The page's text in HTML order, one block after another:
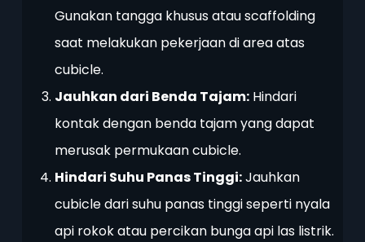
Gunakan tangga khusus atau scaffolding
saat melakukan pekerjaan di area atas
cubicle.
Jauhkan dari Benda Tajam:Hindari
kontak dengan benda tajam yang dapat
merusak permukaan cubicle.
Hindari Suhu Panas Tinggi:Jauhkan
cubicle dari suhu panas tinggi seperti nyala
api rokok atau percikan bunga api las listrik.